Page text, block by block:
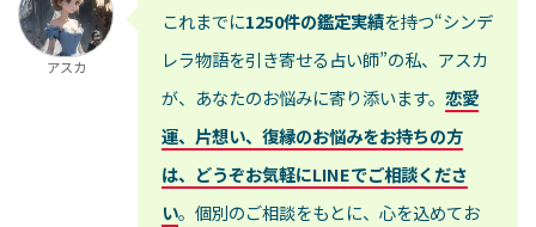
アスカ
これまでに1250件の鑑定実績を持つ“シンデ
レラ物語を引き寄せる占い師”の私、アスカ
が、あなたのお悩みに寄り添います。 恋愛
運、片想い、復縁のお悩みをお持ちの方
は、どうぞお気軽にLINEでご相談くださ
い。個別のご相談をもとに、心を込めてお